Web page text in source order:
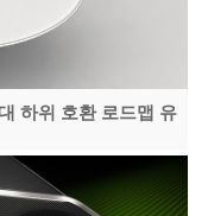
하위 호환 로드맵 유